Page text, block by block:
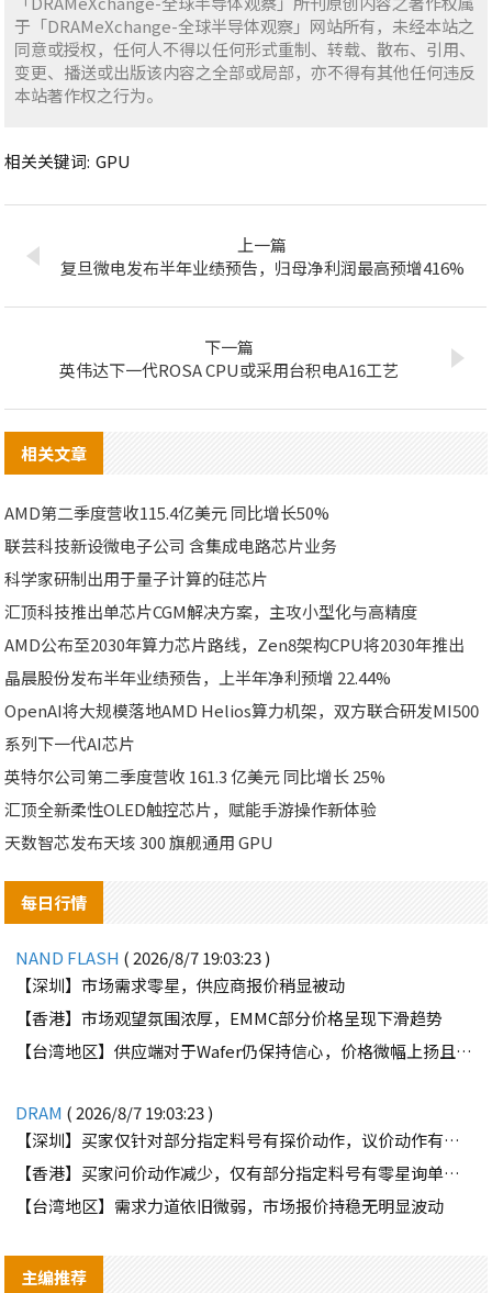
于「DRAMeXchange-全球半导体观察」网站所有，未经本站之
同意或授权，任何人不得以任何形式重制、转载、散布、引用、
变更、播送或出版该内容之全部或局部，亦不得有其他任何违反
本站著作权之行为。
相关关键词: GPU
上一篇
复旦微电发布半年业绩预告，归母净利润最高预增416%
下一篇
英伟达下一代ROSA CPU或采用台积电A16工艺
相关文章
AMD第二季度营收115.4亿美元 同比增长50%
联芸科技新设微电子公司 含集成电路芯片业务
科学家研制出用于量子计算的硅芯片
汇顶科技推出单芯片CGM解决方案，主攻小型化与高精度
AMD公布至2030年算力芯片路线，Zen8架构CPU将2030年推出
晶晨股份发布半年业绩预告，上半年净利预增 22.44%
OpenAI将大规模落地AMD Helios算力机架，双方联合研发MI500
系列下一代AI芯片
英特尔公司第二季度营收 161.3 亿美元 同比增长 25%
汇顶全新柔性OLED触控芯片，赋能手游操作新体验
天数智芯发布天垓 300 旗舰通用 GPU
每日行情
NAND FLASH ( 2026/8/7 19:03:23 )
【深圳】市场需求零星，供应商报价稍显被动
【香港】市场观望氛围浓厚，EMMC部分价格呈现下滑趋势
【台湾地区】供应端对于Wafer仍保持信心，价格微幅上扬且惜售态度不变
DRAM ( 2026/8/7 19:03:23 )
【深圳】买家仅针对部分指定料号有探价动作，议价动作有所减少
【香港】买家问价动作减少，仅有部分指定料号有零星询单动作
【台湾地区】需求力道依旧微弱，市场报价持稳无明显波动
主编推荐